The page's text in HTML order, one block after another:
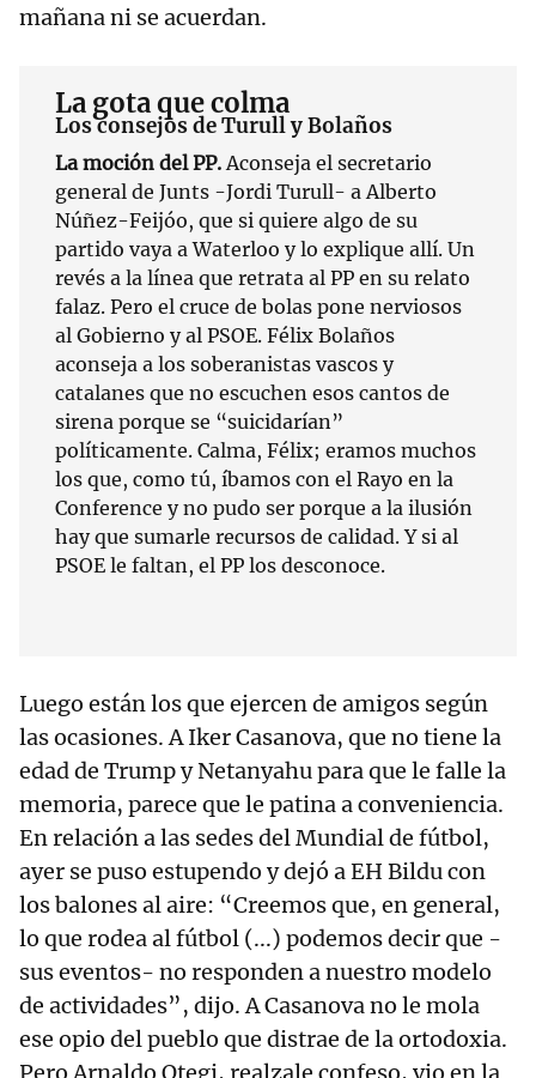
mañana ni se acuerdan.
La gota que colma
Los consejos de Turull y Bolaños
La moción del PP.Aconseja el secretario
general de Junts -Jordi Turull- a Alberto
Núñez-Feijóo, que si quiere algo de su
partido vaya a Waterloo y lo explique allí. Un
revés a la línea que retrata al PP en su relato
falaz. Pero el cruce de bolas pone nerviosos
al Gobierno y al PSOE. Félix Bolaños
aconseja a los soberanistas vascos y
catalanes que no escuchen esos cantos de
sirena porque se “suicidarían”
políticamente. Calma, Félix; eramos muchos
los que, como tú, íbamos con el Rayo en la
Conference y no pudo ser porque a la ilusión
hay que sumarle recursos de calidad. Y si al
PSOE le faltan, el PP los desconoce.
Luego están los que ejercen de amigos según
las ocasiones. A Iker Casanova, que no tiene la
edad de Trump y Netanyahu para que le falle la
memoria, parece que le patina a conveniencia.
En relación a las sedes del Mundial de fútbol,
ayer se puso estupendo y dejó a EH Bildu con
los balones al aire: “Creemos que, en general,
lo que rodea al fútbol (...) podemos decir que -
sus eventos- no responden a nuestro modelo
de actividades”, dijo. A Casanova no le mola
ese opio del pueblo que distrae de la ortodoxia.